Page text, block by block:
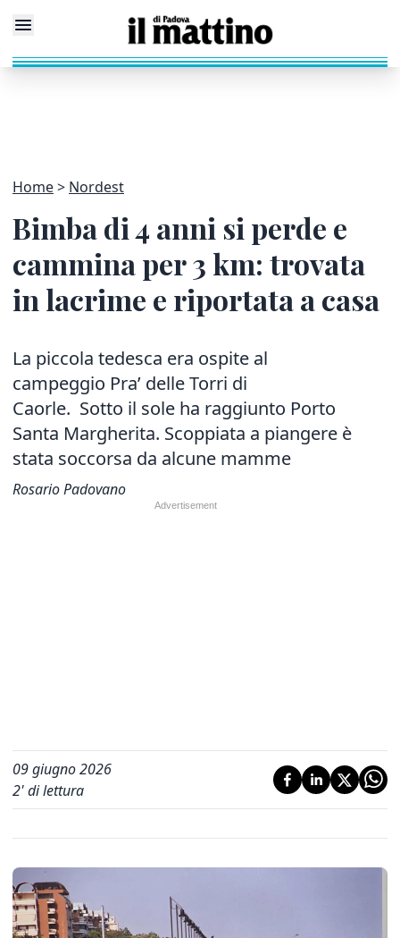
Home Nordest
Bimba di 4 anni si perde e
cammina per 3 km: trovata
in lacrime e riportata a casa
La piccola tedesca era ospite al
campeggio Pra’ delle Torri di
Caorle. Sotto il sole ha raggiunto Porto
Santa Margherita. Scoppiata a piangere è
stata soccorsa da alcune mamme
Rosario Padovano
09 giugno 2026
2' di lettura